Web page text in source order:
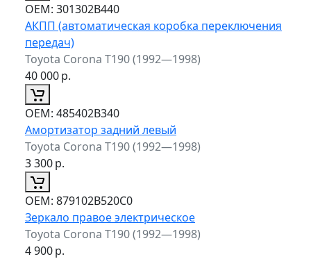
ОЕМ: 301302B440
АКПП (автоматическая коробка переключения
передач)
Toyota Corona T190 (1992—1998)
40 000р.
ОЕМ: 485402B340
Амортизатор задний левый
Toyota Corona T190 (1992—1998)
3 300р.
ОЕМ: 879102B520C0
Зеркало правое электрическое
Toyota Corona T190 (1992—1998)
4 900р.